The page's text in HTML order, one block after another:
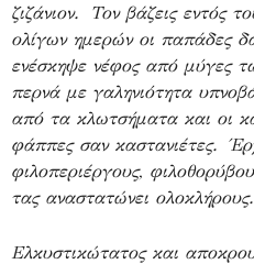
ζιζάνιον. Τον βάζεις εντός
ολίγων ημερών οι παπάδες
ενέσκηψε νέφος από μύγες
περνά με γαληνιότητα
από τα κλωτσήματα και οι
φάππες σαν καστανιέτες.
φιλοπεριέργους,
τας αναστατώνει ολοκλήρους.
Ελκυστικώτατος και